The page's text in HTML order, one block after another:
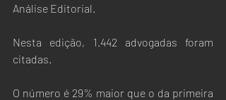
Análise Editorial.
Nesta edição, 1.442 advogadas foram
citadas.
O número é 29% maior que o da primeira